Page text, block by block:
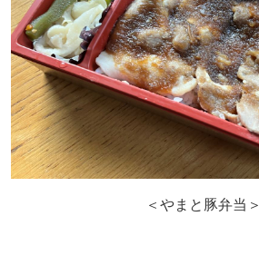
＜やまと豚弁当＞